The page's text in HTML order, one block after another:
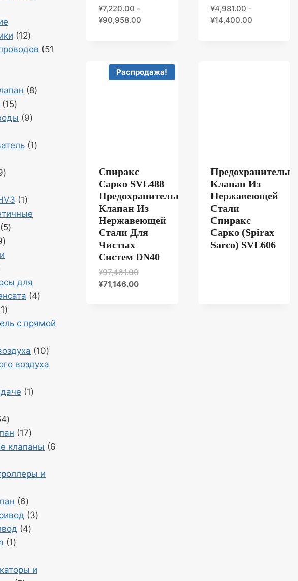
¥7,220.00 -
¥90,958.00
¥4,981.00 -
¥14,400.00
Распродажа!
Спиракс
Сарко SVL488
Предохранительный
Клапан Из
Нержавеющей
Стали Для
Чистых
Систем DN40
¥97,461.00Первоначальная
цена
¥71,146.00Текущая
Клапан Из
Нержавеющей
Стали
Спиракс
Сарко (Spirax
Sarco) SVL606
12Продукция
12
51
8Продукция
15Продукция
15 9Продукция
1Продукт
Продукция
1Продукт
1
5Продукция
Продукция
19
для
4Продукция
1Продукт
1
с прямой
10Продукция
10
воздуха
1Продукт
Продукция
54
17Продукция
17
клапаны
6
и
6Продукция
63Продукция
4Продукция
1Продукт
и